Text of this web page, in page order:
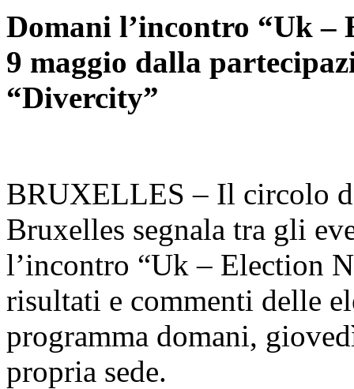
Domani l’incontro “Uk –
9 maggio dalla
“Divercity”
BRUXELLES – Il circolo
Bruxelles segnala tra gli
l’incontro “Uk – Election
risultati e commenti delle
programma domani,
propria sede.